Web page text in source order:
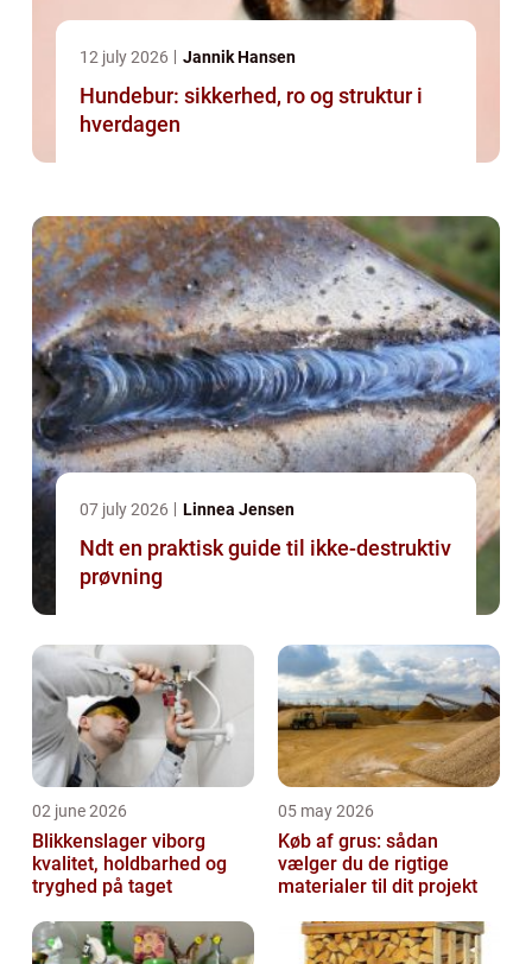
12 july 2026 Jannik Hansen
Hundebur: sikkerhed, ro og struktur i
hverdagen
07 july 2026 Linnea Jensen
Ndt en praktisk guide til ikke-destruktiv
prøvning
02 june 2026
Blikkenslager viborg
kvalitet, holdbarhed og
tryghed på taget
05 may 2026
Køb af grus: sådan
vælger du de rigtige
materialer til dit projekt